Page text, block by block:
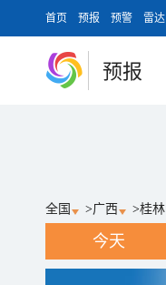
首页 预报 预警 雷达
预报
全国 >广西 >桂林
今天